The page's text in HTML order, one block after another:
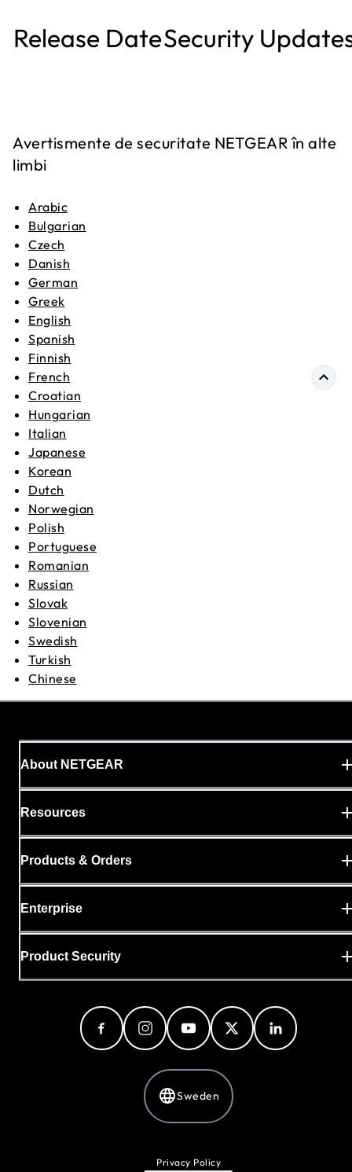
Release DateSecurity
Avertismente de securitate NETGEAR în alte
limbi
Arabic
Bulgarian
Czech
Danish
German
Greek
English
Spanish
Finnish
French
Croatian
Hungarian
Italian
Japanese
Korean
Dutch
Norwegian
Polish
Portuguese
Romanian
Russian
Slovak
Slovenian
Swedish
Turkish
Chinese
About NETGEAR
Resources
Products & Orders
Enterprise
Product Security
Sweden
Privacy Policy